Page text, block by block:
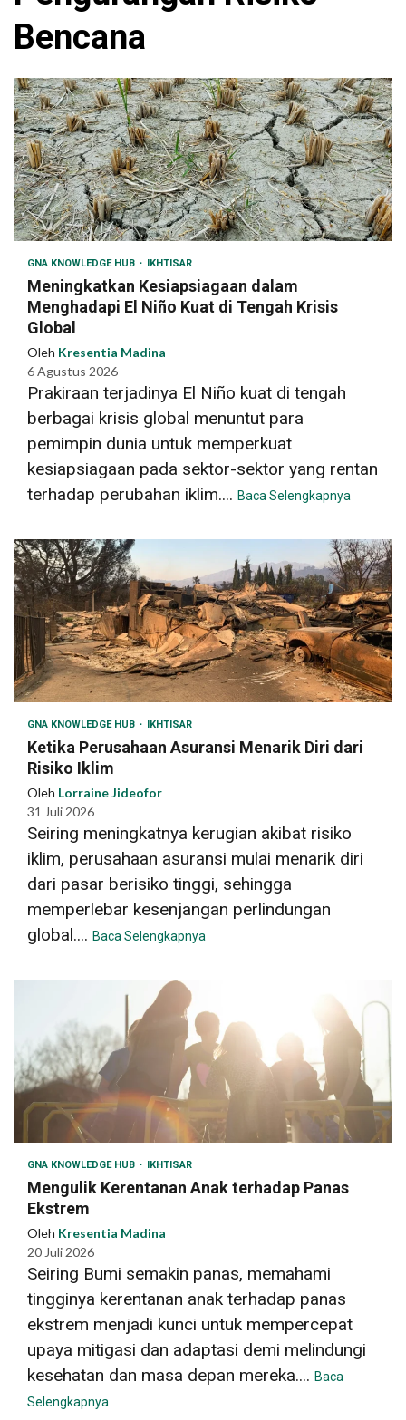
Bencana
GNA KNOWLEDGE HUB IKHTISAR
Meningkatkan Kesiapsiagaan dalam
Menghadapi El Niño Kuat di Tengah Krisis
Global
Oleh Kresentia Madina
6 Agustus 2026
Prakiraan terjadinya El Niño kuat di tengah
berbagai krisis global menuntut para
pemimpin dunia untuk memperkuat
kesiapsiagaan pada sektor-sektor yang rentan
terhadap perubahan iklim.... Baca Selengkapnya
GNA KNOWLEDGE HUB IKHTISAR
Ketika Perusahaan Asuransi Menarik Diri dari
Risiko Iklim
Oleh Lorraine Jideofor
31 Juli 2026
Seiring meningkatnya kerugian akibat risiko
iklim, perusahaan asuransi mulai menarik diri
dari pasar berisiko tinggi, sehingga
memperlebar kesenjangan perlindungan
global.... Baca Selengkapnya
GNA KNOWLEDGE HUB IKHTISAR
Mengulik Kerentanan Anak terhadap Panas
Ekstrem
Oleh Kresentia Madina
20 Juli 2026
Seiring Bumi semakin panas, memahami
tingginya kerentanan anak terhadap panas
ekstrem menjadi kunci untuk mempercepat
upaya mitigasi dan adaptasi demi melindungi
kesehatan dan masa depan mereka.... Baca
Selengkapnya